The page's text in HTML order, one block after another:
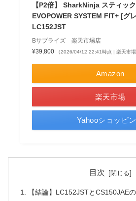
【P2倍】 SharkNinja スティッ
EVOPOWER SYSTEM FIT+ [グ
LC152JST
Bサプライズ 楽天市場店
¥39,800
（2026/04/12 22:41時点 | 楽天市場
Amazon
楽天市場
Yahooショッピ
目次
【結論】LC152JSTとCS150JAE